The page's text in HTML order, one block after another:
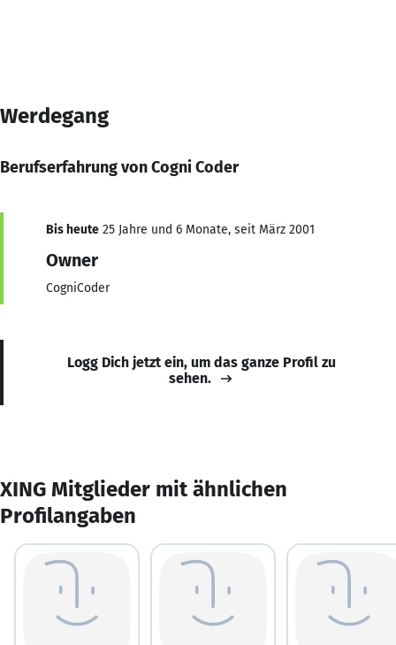
Werdegang
Berufserfahrung von Cogni Coder
Bis heute 25 Jahre und 6 Monate, seit März 2001
Owner
CogniCoder
Logg Dich jetzt ein, um das ganze Profil zu
sehen.
XING Mitglieder mit ähnlichen
Profilangaben